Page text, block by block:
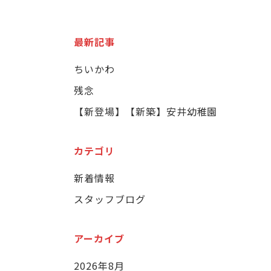
最新記事
ちいかわ
残念
【新登場】【新築】安井幼稚園
カテゴリ
新着情報
スタッフブログ
アーカイブ
2026年8月